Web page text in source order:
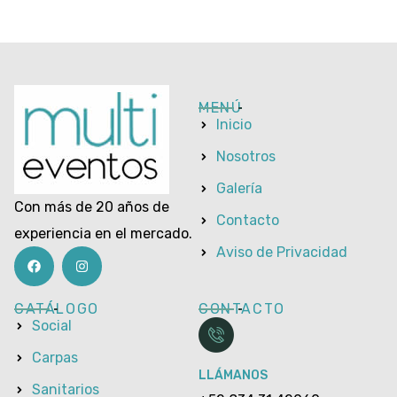
Con más de 20 años de
experiencia en el mercado.
MENÚ
Inicio
Nosotros
Galería
Contacto
Aviso de Privacidad
CATÁLOGO
Social
Carpas
Sanitarios
CONTACTO
LLÁMANOS